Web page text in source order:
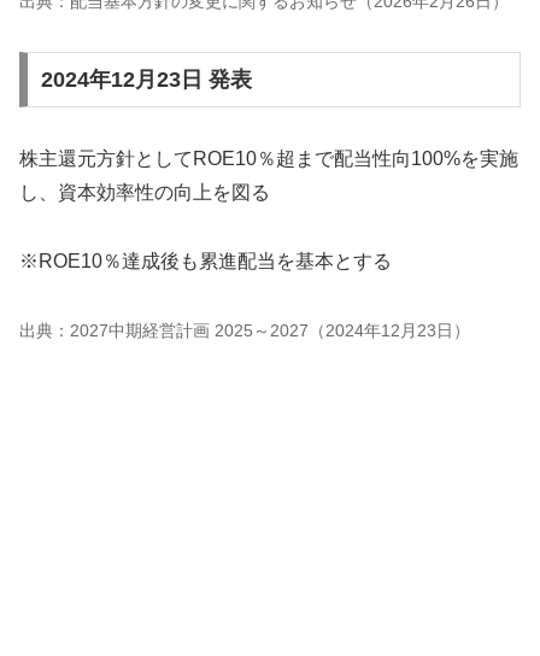
2024年12月23日 発表
株主還元方針としてROE10％超まで配当性向100%を実施
し、資本効率性の向上を図る
※ROE10％達成後も累進配当を基本とする
出典：2027中期経営計画 2025～2027（2024年12月23日）